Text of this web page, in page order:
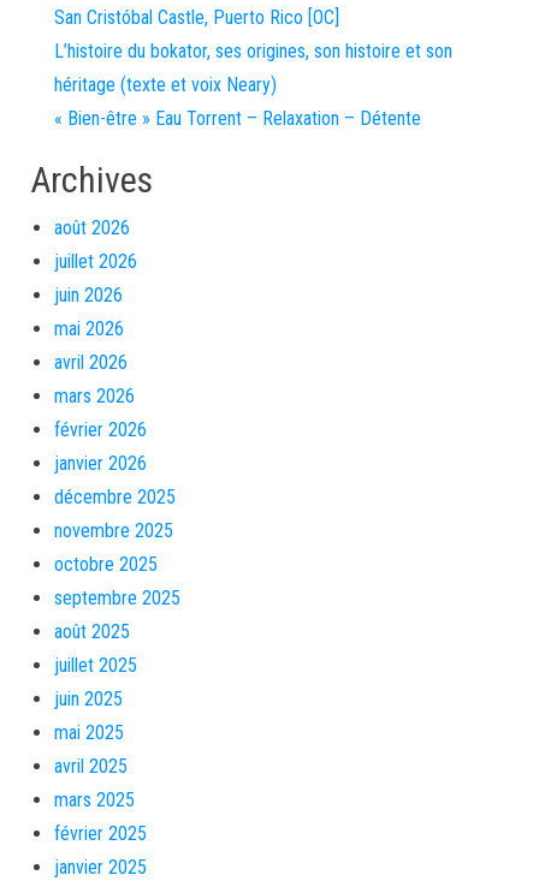
San Cristóbal Castle, Puerto Rico [OC]
L’histoire du bokator, ses origines, son histoire et son
héritage (texte et voix Neary)
« Bien-être » Eau Torrent – Relaxation – Détente
Archives
août 2026
juillet 2026
juin 2026
mai 2026
avril 2026
mars 2026
février 2026
janvier 2026
décembre 2025
novembre 2025
octobre 2025
septembre 2025
août 2025
juillet 2025
juin 2025
mai 2025
avril 2025
mars 2025
février 2025
janvier 2025